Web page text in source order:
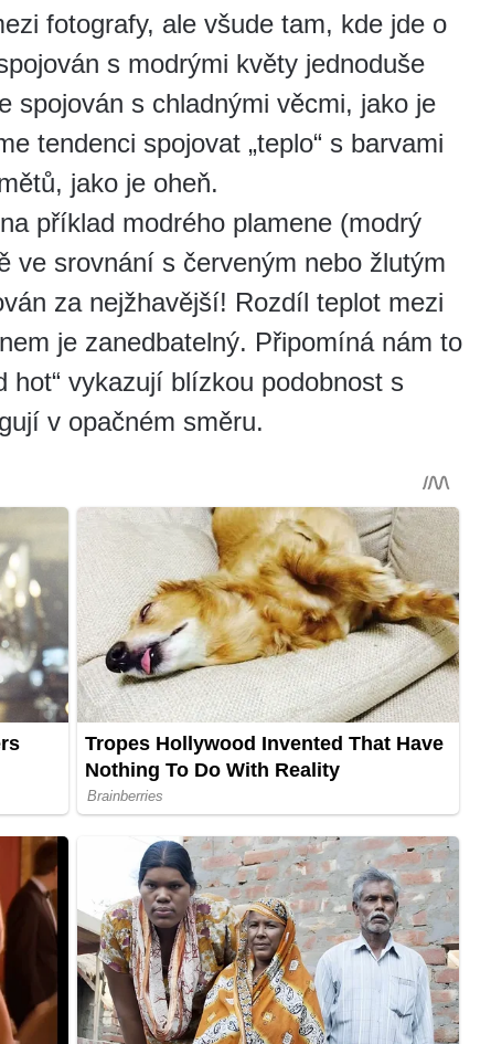
fotografy, ale všude tam, kde jde o
s modrými květy jednoduše
spojován s chladnými věcmi, jako je
tendenci spojovat „teplo“ s barvami
jako je oheň.
příklad modrého plamene (modrý
ve srovnání s červeným nebo žlutým
za nejžhavější! Rozdíl teplot mezi
je zanedbatelný. Připomíná nám to
hot“ vykazují blízkou podobnost s
v opačném směru.